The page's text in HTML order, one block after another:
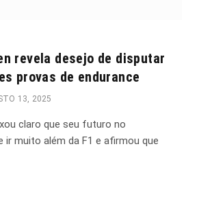
revela desejo de disputar
provas de endurance
13, 2025
claro que seu futuro no
ir muito além da F1 e afirmou que